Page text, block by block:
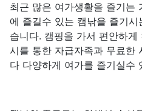
최근 많은 여가생활을 즐기는
에 즐길수 있는 캠낚을 즐기
습니다. 캠핑을 가서 편안하
시를 통한 자급자족과 무료한
다 다양하게 여가를 즐기실수